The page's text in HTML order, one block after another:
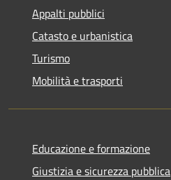
Appalti pubblici
Catasto e urbanistica
Turismo
Mobilità e trasporti
Educazione e formazione
Giustizia e sicurezza pubblica